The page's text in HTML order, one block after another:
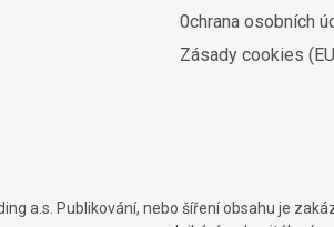
0chrana osobních
Zásady cookies
a.s. Publikování, nebo šíření obsahu je